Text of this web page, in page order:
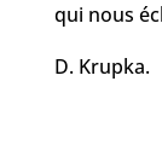
qui nous
D. Krupka.